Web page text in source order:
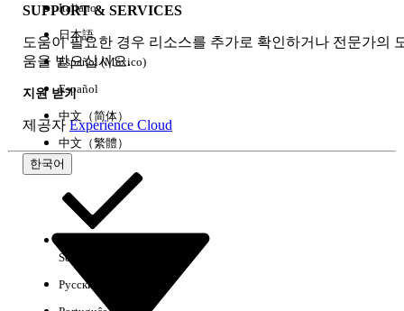
SUPPORT & SERVICES
도움이 필요한 경우 리소스를 추가로 확인하거나 전문가의
움을 받으십시오.
지원 받기
제공자 Experience Cloud
한국어
Italiano
日本語
Español (México)
Español
中文（简体）
中文（繁體）
Select Org
Русский